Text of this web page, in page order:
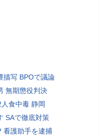
描写 BPOで議論
無期懲役判決
食中毒 静岡
SAで徹底対策
看護助手を逮捕